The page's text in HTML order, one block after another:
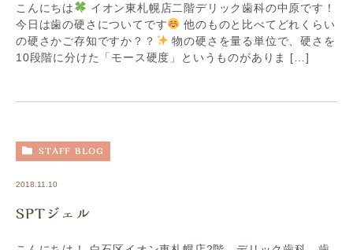
こんにちは
イオン東札幌店二階デリック歯科の中原です！
今日は歯の硬さについてです
他のものと比べてどれくらい
の硬さかご存知ですか？？
物の硬さを量る単位で、硬さを
10段階に分けた「モース硬度」というものがありま […]
STAFF BLOG
2018.11.10
SPTジェル